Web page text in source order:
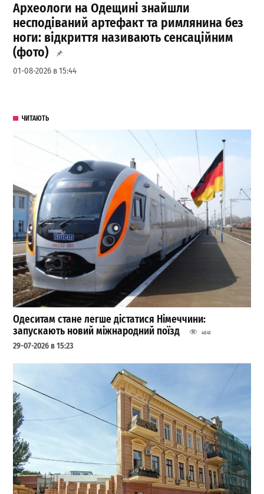
Археологи на Одещині знайшли
несподіваний артефакт та римлянина без
ноги: відкриття називають сенсаційним
(фото)
01-08-2026 в 15:44
ЧИТАЮТЬ
Одеситам стане легше дістатися Німеччини:
запускають новий міжнародний поїзд
4841
29-07-2026 в 15:23